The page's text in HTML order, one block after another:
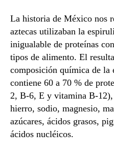
La historia de México nos
aztecas utilizaban la
inigualable de proteínas
tipos de alimento. El
composición química de la
contiene 60 a 70 % de
2, B-6, E y vitamina B-
hierro, sodio, magnesio,
azúcares, ácidos grasos,
ácidos nucléicos.